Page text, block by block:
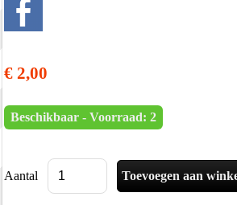
€ 2,00
Beschikbaar - Voorraad: 2
Aantal